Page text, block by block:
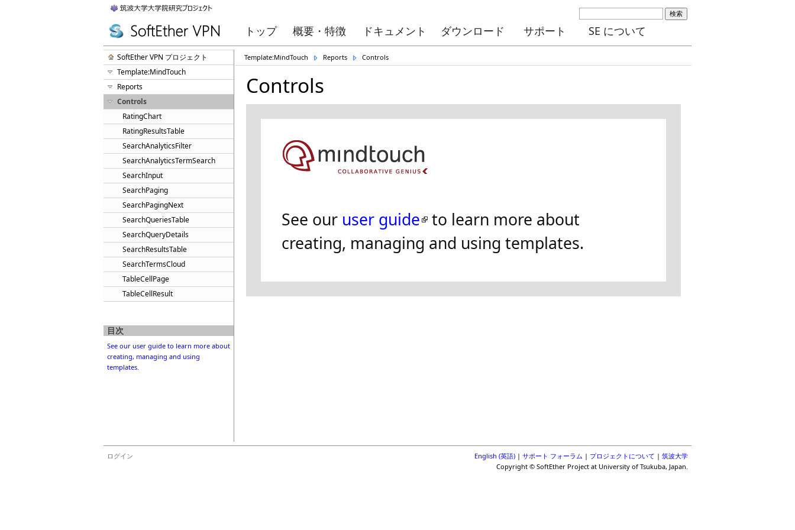
検索
トップ 概要・特徴 ドキュメント ダウンロード サポート SE について
SoftEther VPN プロジェクト
Template:MindTouch
Reports
Controls
RatingChart
RatingResultsTable
SearchAnalyticsFilter
SearchAnalyticsTermSearch
SearchInput
SearchPaging
SearchPagingNext
SearchQueriesTable
SearchQueryDetails
SearchResultsTable
SearchTermsCloud
TableCellPage
TableCellResult
目次
See our user guide to learn more about
creating, managing and using
templates.
Template:MindTouch Reports Controls
Controls
See our user guide to learn more about
creating, managing and using templates.
English (英語) | サポート フォーラム | プロジェクトについて | 筑波大学
Copyright © SoftEther Project at University of Tsukuba, Japan.
ログイン